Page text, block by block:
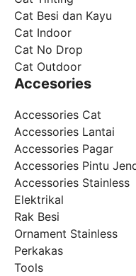
Cat Besi dan Kayu
Cat Indoor
Cat No Drop
Cat Outdoor
Accesories
Accessories Cat
Accessories Lantai
Accessories Pagar
Accessories Pintu
Accessories Stainless
Elektrikal
Rak Besi
Ornament Stainless
Perkakas
Tools